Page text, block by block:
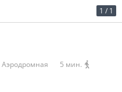
1 / 1
Аэродромная
5 мин.